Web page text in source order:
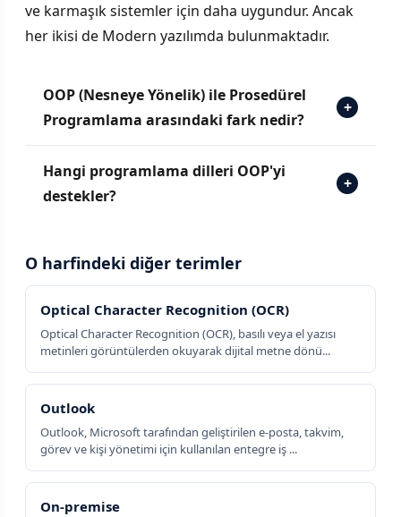
ve karmaşık sistemler için daha uygundur. Ancak
her ikisi de Modern yazılımda bulunmaktadır.
OOP (Nesneye Yönelik) ile Prosedürel
Programlama arasındaki fark nedir?
+
Hangi programlama dilleri OOP'yi
destekler?
+
O harfindeki diğer terimler
Optical Character Recognition (OCR)
Optical Character Recognition (OCR), basılı veya el yazısı
metinleri görüntülerden okuyarak dijital metne dönü...
Outlook
Outlook, Microsoft tarafından geliştirilen e-posta, takvim,
görev ve kişi yönetimi için kullanılan entegre iş ...
On-premise